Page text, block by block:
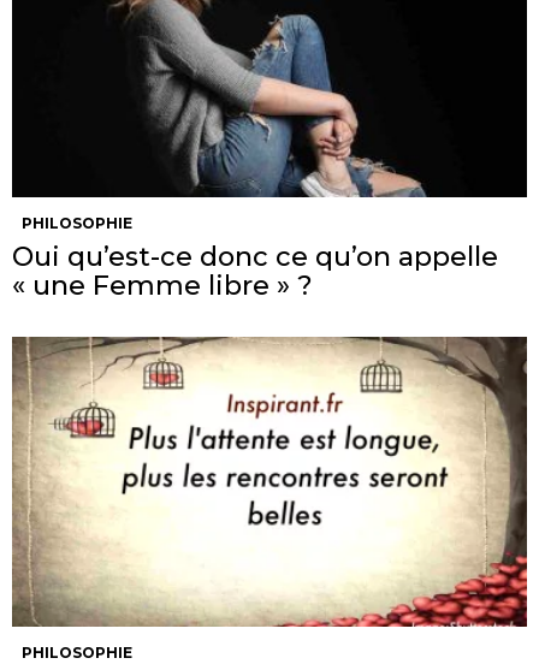
PHILOSOPHIE
Oui qu’est-ce donc ce qu’on appelle
« une Femme libre » ?
PHILOSOPHIE